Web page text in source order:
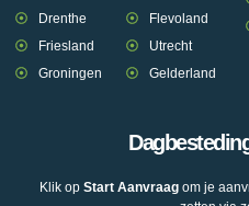
Drenthe
Friesland
Groningen
Flevoland
Utrecht
Gelderland
Klik op Start Aanvraagom je